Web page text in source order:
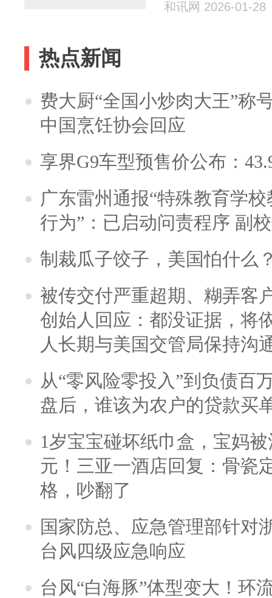
和讯网 2026-01-28
热点新闻
费大厨“全国小炒肉大王”称
中国烹饪协会回应
享界G9车型预售价公布：
广东雷州通报“特殊教育学
行为”：已启动问责程序 副
制裁瓜子饺子，美国怕什么
被传交付严重超期、糊弄客
创始人回应：都没证据，将
人长期与美国交管局保持沟
从“零风险零投入”到负债百
盘后，谁该为农户的贷款买
1岁宝宝碰坏纸巾盒，宝妈
元！三亚一酒店回复：骨瓷
格，吵翻了
国家防总、应急管理部针对
台风四级应急响应
台风“白海豚”体型变大！环